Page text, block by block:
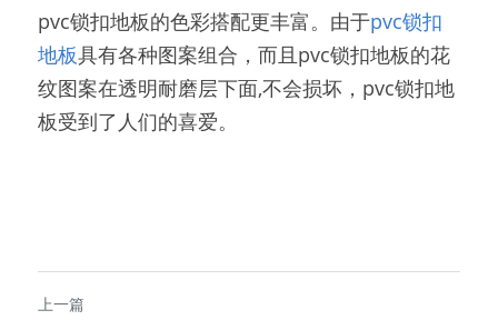
pvc锁扣地板的色彩搭配更丰富。由于pvc锁扣
地板具有各种图案组合，而且pvc锁扣地板的花
纹图案在透明耐磨层下面,不会损坏，pvc锁扣地
板受到了人们的喜爱。
上一篇